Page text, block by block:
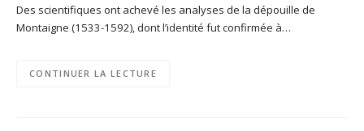
Des scientifiques ont achevé les analyses de la dépouille de
Montaigne (1533-1592), dont l’identité fut confirmée à…
CONTINUER LA LECTURE